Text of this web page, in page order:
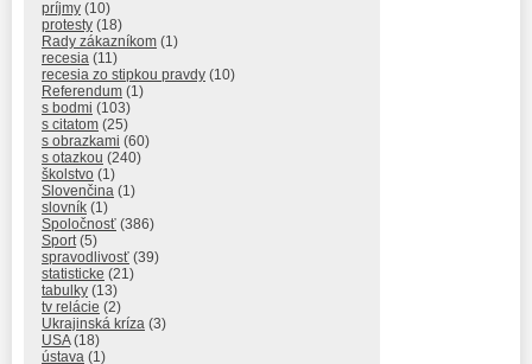
príjmy (10)
protesty (18)
Rady zákazníkom (1)
recesia (11)
recesia zo stipkou pravdy (10)
Referendum (1)
s bodmi (103)
s citatom (25)
s obrazkami (60)
s otazkou (240)
školstvo (1)
Slovenčina (1)
slovník (1)
Spoločnosť (386)
Sport(5)
spravodlivosť (39)
statisticke (21)
tabulky (13)
tv relácie (2)
Ukrajinská kríza (3)
USA(18)
ústava (1)